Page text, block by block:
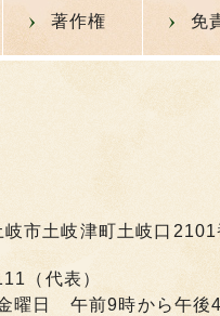
著作権 免
市土岐津町土岐口2101
（代表）
曜日 午前9時から午後